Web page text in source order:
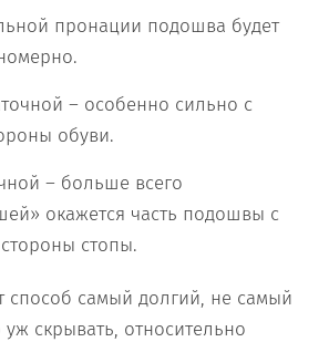
пронации подошва будет
– особенно сильно с
обуви.
– больше всего
окажется часть подошвы с
стопы.
способ самый долгий, не самый
скрывать, относительно